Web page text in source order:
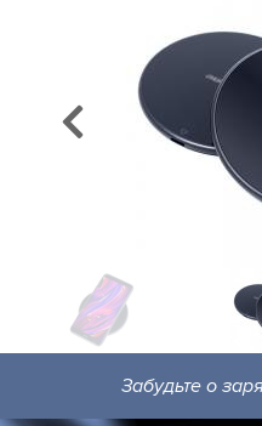
Забудьте о